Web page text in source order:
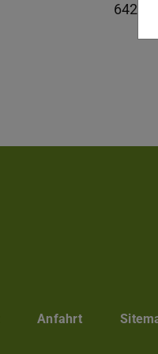
64287
Anfahrt